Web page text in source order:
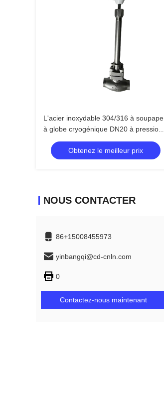
L'acier inoxydable 304/316 à soupape
à globe cryogénique DN20 à pression
maximale de 5,0 Mpa et à température
comprise entre -196 °C et +80 °C pour
les applications LOX LIN LAR
Obtenez le meilleur prix
NOUS CONTACTER
86+15008455973
yinbangqi@cd-cnln.com
0
Contactez-nous maintenant